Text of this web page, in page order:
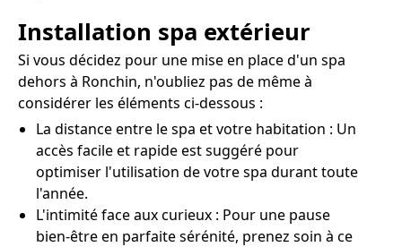
Installation spa extérieur
Si vous décidez pour une mise en place d'un spa
dehors à Ronchin, n'oubliez pas de même à
considérer les éléments ci-dessous :
La distance entre le spa et votre habitation : Un
accès facile et rapide est suggéré pour
optimiser l'utilisation de votre spa durant toute
l'année.
L'intimité face aux curieux : Pour une pause
bien-être en parfaite sérénité, prenez soin à ce